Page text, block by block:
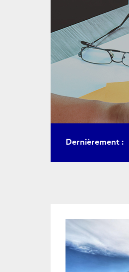
Dernièrement :